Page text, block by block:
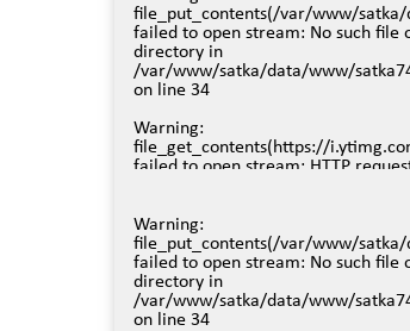
file_put_contents(/var/www/
failed to open stream: No such file
directory in
/var/www/satka/data/www/
on line 34
Warning:
file_get_contents(https://
failed to open stream: HTTP
on line35
Warning :
file_put_contents(/var/www/
2.jpg): failed to open stream: No
file or directory in
Warning:
file_put_contents(/var/www/
failed to open stream: No such file
directory in
/var/www/satka/data/www/
on line 34